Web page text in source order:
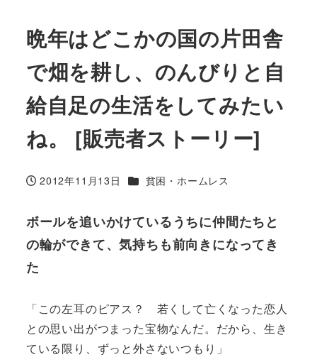
晩年はどこかの国の片田舎
で畑を耕し、のんびりと自
給自足の生活をしてみたい
ね。 [販売者ストーリー]
投稿日
2012年11月13日 カテゴリー
貧困・ホームレス
ボールを追いかけているうちに仲間たちと
の輪ができて、気持ちも前向きになってき
た
「この左耳のピアス？ 若くして亡くなった恋人
との思い出がつまった宝物なんだ。だから、生き
ている限り、ずっと外さないつもり」